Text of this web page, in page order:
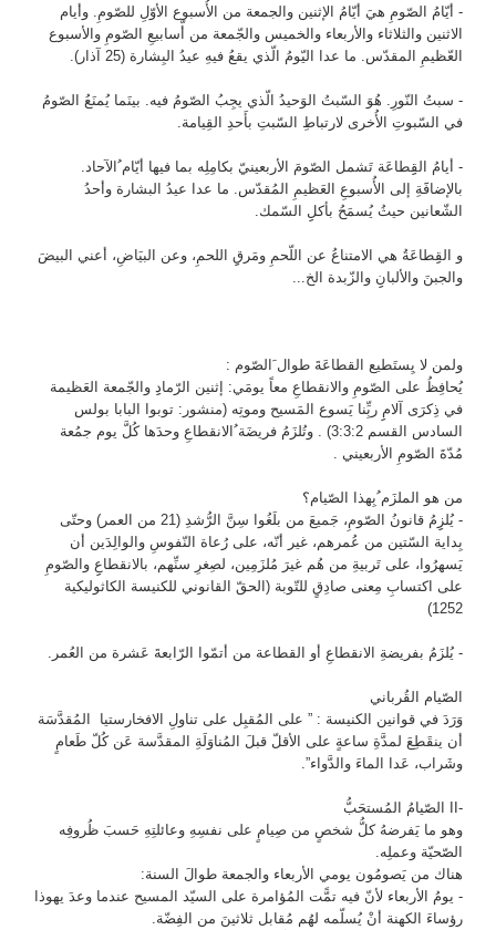
- أيّامُ الصّومِ هيَ أيّامُ الإثنين والجمعة من الأُسبوع الأوّلِ للصّومِ. وأيام
الاثنين والثلاثاء والأربعاء والخميس والجّمعة من أّسابيعِ الصّومِ والأسبوع
العّظيمِ المقدّس. ما عدا اليّومُ الّذي يقعُ فيهِ عيدُ البِشارة (25 آذار).
- سبتُ النّورِ. هُوَ السّبتُ الوَحيدُ الّذي يجِبُ الصّومُ فيه. بينَما يُمنَعُ الصّومُ
في السّبوتِ الأُخرى لارتباطِ السّبتِ بأَحدِ القِيامة.
- أيامُ القِِطاعَة تَشمل الصّومَ الأربعينيّ بكامِلِه بما فيها أيّام ُالآحاد.
بالإضافََةِ إلى الأُسبوعِ العَظيمِ المُقدّس. ما عدا عيدُ البشارة وأحدُ
الشّعانين حيثُ يُسمَحُ بأكلِِ السّمك.
و القِِطاعَةُ هي الامتناعُ عن اللّحمِ ومَرقِِ اللحمِ، وعن البيَاضِ، أعني البيضَ
والجبنَ والألبانِِ والزّبدة الخ...
ولمن لا يِستَطيع القطاعَةَ طوال َالصّوم :
يُحافِظُ على الصّومِ والانقطاعِ معاً يومَي: إثنين الرّمادِِ والجّمعة العَظيمة
في ذِكرَى آلامِِ ربِِّنا يَسوع المَسيح وموتِه (منشور: توبوا البابا بولس
السادس القسم 3:3:2) . وتُلزَمُ فريضَة ُالانقطاعِ وحدَها كُلَّ يوم جمُعة
مُدّةَ الصّومِ الأربعيني .
من هو الملزَم ُبِهذا الصّيام؟
- يُلزِِمُ قانونُ الصّومِ، جَميعَ من بلَغُوا سِنَّ الرُّشدِ (21 من العمر) وحتّى
بِداية السّتين من عُمرهم، غير أنّه، على رُعاة النّفوسِ والوالِدَين أن
يَسهرُوا، على تَربيةِ من هُم غيرَ مُلزَمِين، لصِغرِ سنِّهم، بالانقطاعِِ والصّومِ
على اكتسابِ مِعنى صادِقٍ للتّوبة (الحقّ القانوني للكنيسة الكاثوليكية
1252)
- يُلزَمُ بفريضةِ الانقطاعِ أو القطاعة من أتمّوا الرّابعةَ عَشرة من العُمر.
الصّيام القُرباني
وَرَدَ في قوانين الكنيسة : ” على المُقبِل على تناولِ الافخارستيا المُقدَّسَة
أن ينقَطِعَ لمدَّةِ ساعةٍ على الأقلّ قبلَ المُناوَلَةِ المقدَّسة عَن كُلّ طَعامٍ
وشَراب، عَدا الماءَ والدَّواء”.
-II الصّيامُ المُستحَبُّ
وهو ما يَفرضهُ كلُّ شخصٍ من صِيامٍ على نفسِهِ وعائلتِهِ حَسبَ ظُروفِه
الصّحيّة وعملِه.
هناك من يَصومُون يومي الأربعاء والجمعة طوالَ السنة:
- يومُ الأربعاء لأنّ فيه تمًّت المُؤامرة على السيّد المسيح عندما وعدَ يهوذا
رؤساءَ الكهنة أنْ يُسلّمه لهُم مُقابل ثلاثينَ من الفِضّة.